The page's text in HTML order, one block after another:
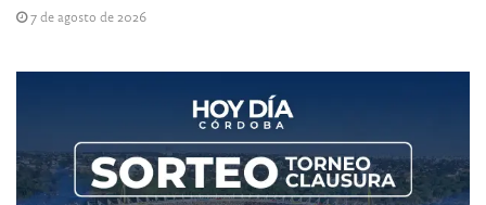
7 de agosto de 2026